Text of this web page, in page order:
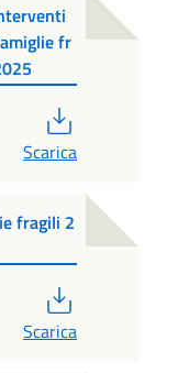
fr
Scarica
fragili 2
Scarica